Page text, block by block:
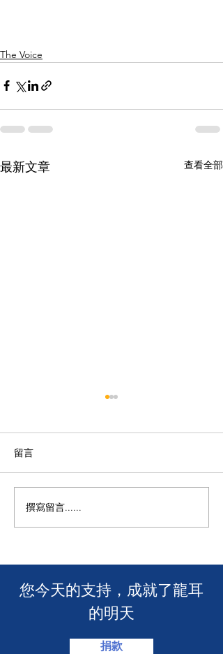
The Voice
最新文章 查看全部
🧯 【推動資訊無障礙！龍
耳為葵盛西邨消防安全簡
留言
撰寫留言......
​您今天的支持，成就了龍耳
的明天
捐款